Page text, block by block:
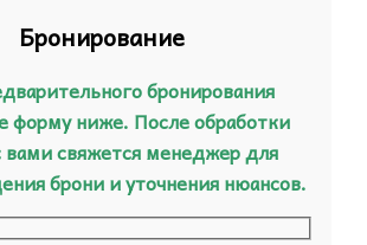
Бронирование
бронирования
форму ниже. После обработки
вами свяжется менеджер для
брони и уточнения нюансов.